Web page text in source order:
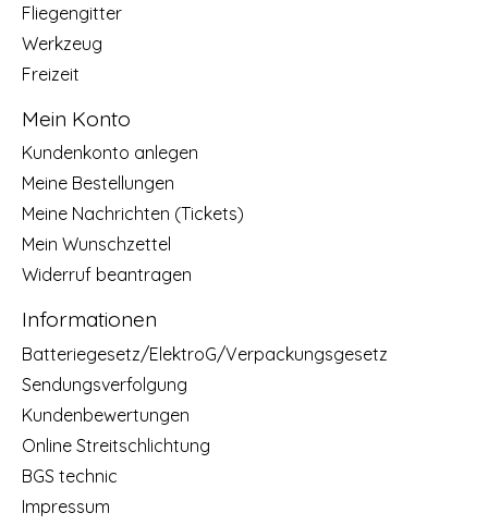
Fliegengitter
Werkzeug
Freizeit
Mein Konto
Kundenkonto anlegen
Meine Bestellungen
Meine Nachrichten (Tickets)
Mein Wunschzettel
Widerruf beantragen
Informationen
Batteriegesetz/ElektroG/Verpackungsgesetz
Sendungsverfolgung
Kundenbewertungen
Online Streitschlichtung
BGS technic
Impressum